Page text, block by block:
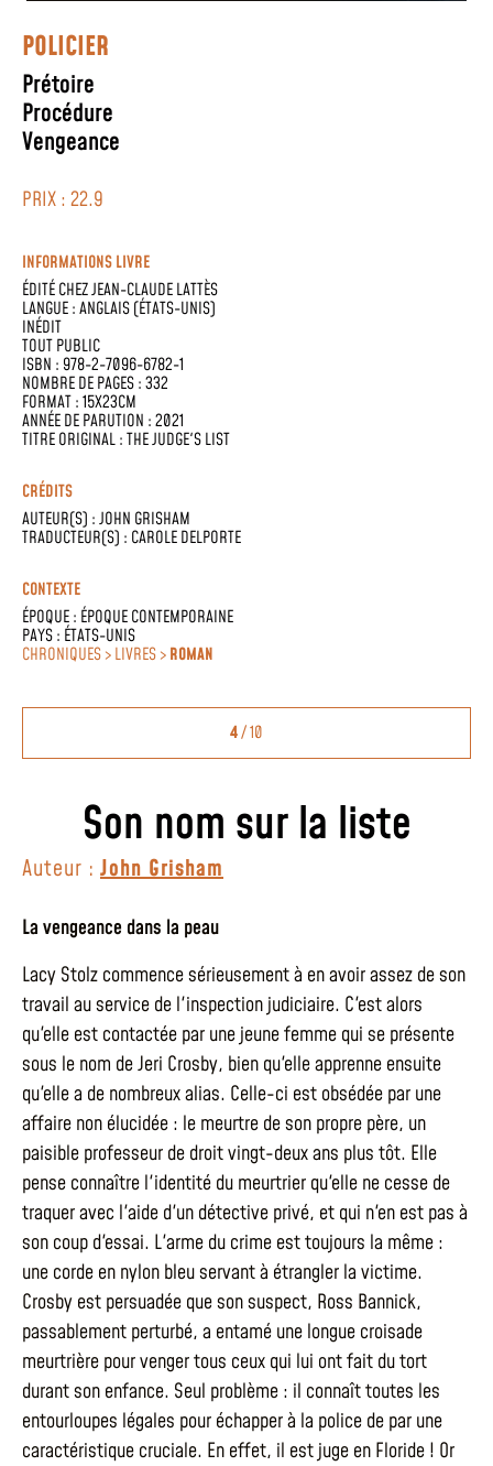
POLICIER
Prétoire
Procédure
Vengeance
PRIX : 22.9
INFORMATIONS LIVRE
ÉDITÉ CHEZJEAN-CLAUDE LATTÈS
LANGUE :ANGLAIS (ÉTATS-UNIS)
INÉDIT
TOUT PUBLIC
ISBN : 978-2-7096-6782-1
NOMBRE DE PAGES : 332
FORMAT : 15X23CM
ANNÉE DE PARUTION : 2021
TITRE ORIGINAL : THE JUDGE'S LIST
CRÉDITS
AUTEUR(S) :JOHN GRISHAM
TRADUCTEUR(S) : CAROLE DELPORTE
CONTEXTE
ÉPOQUE : ÉPOQUE CONTEMPORAINE
PAYS : ÉTATS-UNIS
CHRONIQUES > LIVRES >ROMAN
4/ 10
Son nom sur la liste
Auteur : John Grisham
La vengeance dans la peau
Lacy Stolz commence sérieusement à en avoir assez de son
travail au service de l'inspection judiciaire. C'est alors
qu'elle est contactée par une jeune femme qui se présente
sous le nom de Jeri Crosby, bien qu'elle apprenne ensuite
qu'elle a de nombreux alias. Celle-ci est obsédée par une
affaire non élucidée : le meurtre de son propre père, un
paisible professeur de droit vingt-deux ans plus tôt. Elle
pense connaître l'identité du meurtrier qu'elle ne cesse de
traquer avec l'aide d'un détective privé, et qui n'en est pas à
son coup d'essai. L'arme du crime est toujours la même :
une corde en nylon bleu servant à étrangler la victime.
Crosby est persuadée que son suspect, Ross Bannick,
passablement perturbé, a entamé une longue croisade
meurtrière pour venger tous ceux qui lui ont fait du tort
durant son enfance. Seul problème : il connaît toutes les
entourloupes légales pour échapper à la police de par une
caractéristique cruciale. En effet, il est juge en Floride ! Or